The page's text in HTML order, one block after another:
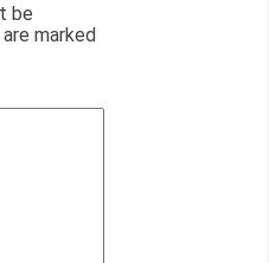
be
marked